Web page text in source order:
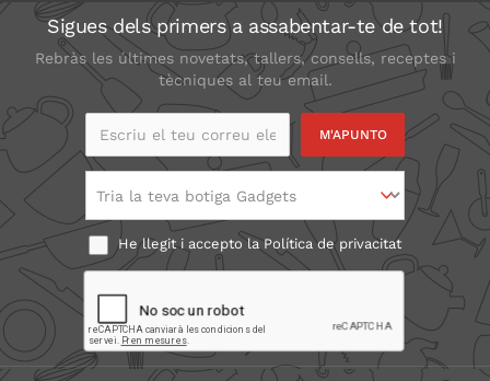
Sigues dels primers a assabentar-te de tot!
Rebràs les últimes novetats, tallers, consells, receptes i
tècniques al teu email.
Escriu el teu correu
Tria la teva botiga Gadgets
He llegit i accepto laPolítica de privacitat